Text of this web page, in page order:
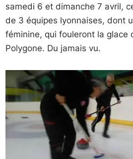
samedi 6 et dimanche 7 avril,
de 3 équipes lyonnaises, dont
féminine, qui fouleront la glace
Polygone. Du jamais vu.